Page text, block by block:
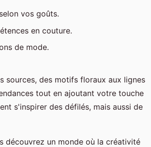
vos goûts.
en couture.
de mode.
sources, des motifs floraux aux lignes
tout en ajoutant votre touche
s'inspirer des défilés, mais aussi de
découvrez un monde où la créativité